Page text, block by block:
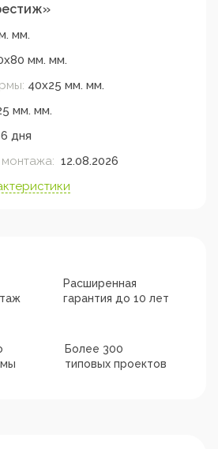
»
мм.
мм. мм.
40х25 мм. мм.
мм. мм.
дня
12.08.2026
Расширенная
гарантия до 10 лет
Более 300
типовых проектов